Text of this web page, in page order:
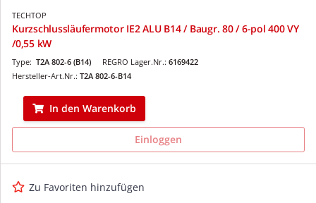
TECHTOP
Kurzschlussläufermotor IE2 ALU B14 / Baugr. 80 / 6-pol 400 VY
/0,55 kW
REGRO Lager.Nr.: 6169422
Type: T2A 802-6 (B14)
Hersteller-Art.Nr.: T2A 802-6-B14
In den Warenkorb
Einloggen
Zu Favoriten hinzufügen